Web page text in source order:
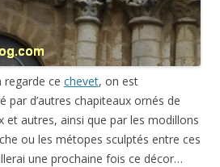
regarde ce chevet, on est
par d’autres chapiteaux ornés de
et autres, ainsi que par les modillons
ou les métopes sculptés entre ces
une prochaine fois ce décor…